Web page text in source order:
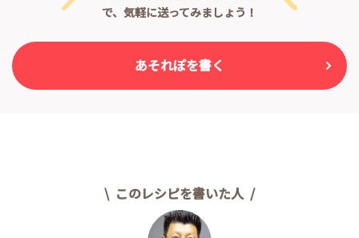
で、気軽に送ってみましょう！
あそれぽを書く
このレシピを書いた人